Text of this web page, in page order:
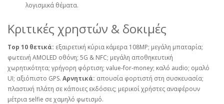
λογισμικά θέματα.
Κριτικές χρηστών & δοκιμές
Top 10 θετικά: εξαιρετική κύρια κάμερα 108MP; μεγάλη μπαταρία;
φωτεινή AMOLED οθόνη; 5G & NFC; μεγάλη αποθηκευτική
χωρητικότητα; γρήγορη φόρτιση; value‑for‑money; καλό audio; ομαλό
UI; αξιόπιστο GPS. Αρνητικά: απουσία φορτιστή στη συσκευασία;
πλαστική πλάτη σε κάποιες εκδόσεις; μερικοί χρήστες αναφέρουν
μέτρια selfie σε χαμηλό φωτισμό.